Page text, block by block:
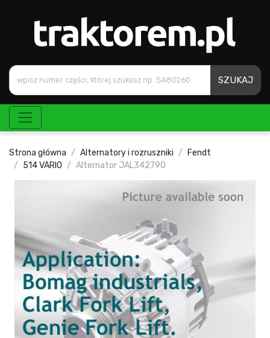
SZUKAJ
Strona główna Alternatory i rozruszniki
Fendt
514 VARIO
Alternator JAL342790